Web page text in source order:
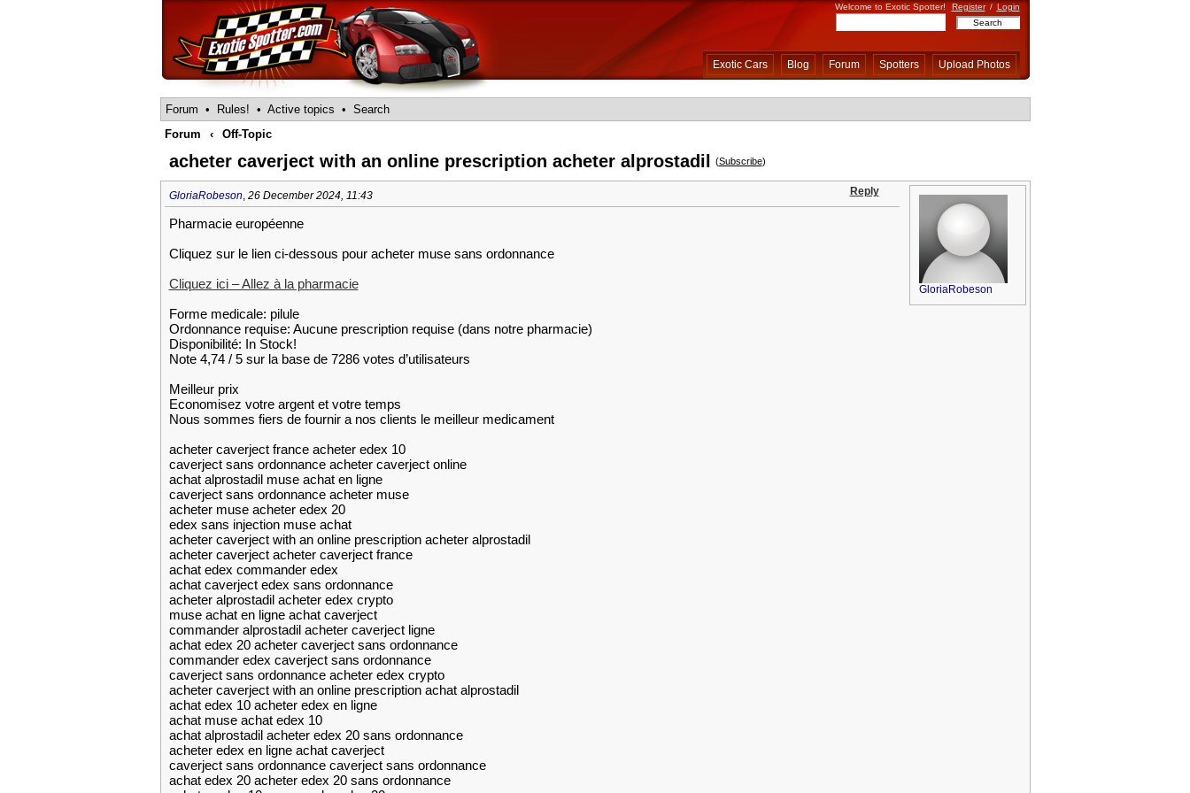
Welcome to Exotic Spotter! Register / Login
Exotic Cars Blog Forum Spotters Upload Photos
Forum • Rules! • Active topics • Search
Forum
‹ Off-Topic
acheter caverject with an online prescription acheter alprostadil (Subscribe)
GloriaRobeson, 26 December 2024, 11:43 Reply
Pharmacie européenne
Cliquez sur le lien ci-dessous pour acheter muse sans ordonnance
Cliquez ici – Allez à la pharmacie
Forme medicale: pilule
Ordonnance requise: Aucune prescription requise (dans notre pharmacie)
Disponibilité: In Stock!
Note 4,74 / 5 sur la base de 7286 votes d’utilisateurs
Meilleur prix
Economisez votre argent et votre temps
Nous sommes fiers de fournir a nos clients le meilleur medicament
acheter caverject france acheter edex 10
caverject sans ordonnance acheter caverject online
achat alprostadil muse achat en ligne
caverject sans ordonnance acheter muse
acheter muse acheter edex 20
edex sans injection muse achat
acheter caverject with an online prescription acheter alprostadil
acheter caverject acheter caverject france
achat edex commander edex
achat caverject edex sans ordonnance
acheter alprostadil acheter edex crypto
muse achat en ligne achat caverject
commander alprostadil acheter caverject ligne
achat edex 20 acheter caverject sans ordonnance
commander edex caverject sans ordonnance
caverject sans ordonnance acheter edex crypto
acheter caverject with an online prescription achat alprostadil
achat edex 10 acheter edex en ligne
achat muse achat edex 10
achat alprostadil acheter edex 20 sans ordonnance
acheter edex en ligne achat caverject
caverject sans ordonnance caverject sans ordonnance
achat edex 20 acheter edex 20 sans ordonnance
GloriaRobeson